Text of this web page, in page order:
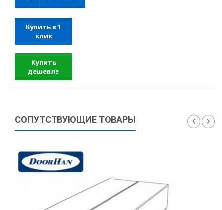
Купить в 1
клик
Купить
дешевле
СОПУТСТВУЮЩИЕ ТОВАРЫ